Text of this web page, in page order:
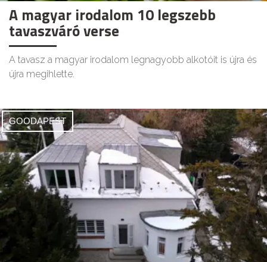
A magyar irodalom 10 legszebb
tavaszváró verse
A tavasz a magyar irodalom legnagyobb alkotóit is újra és
újra megihlette.
GOODAPEST